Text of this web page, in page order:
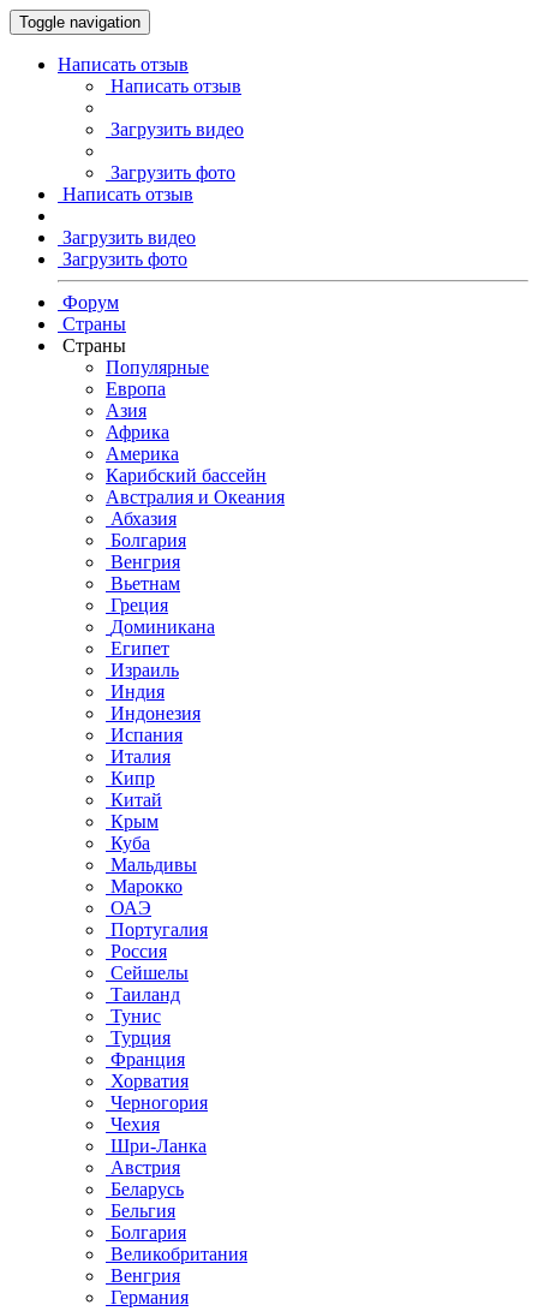
Toggle navigation
Написать отзыв
Написать отзыв
Загрузить видео
Загрузить фото
Написать отзыв
Загрузить видео
Загрузить фото
Форум
Страны
Страны
Популярные
Европа
Азия
Африка
Америка
Карибский бассейн
Австралия и Океания
Абхазия
Болгария
Венгрия
Вьетнам
Греция
Доминикана
Египет
Израиль
Индия
Индонезия
Испания
Италия
Кипр
Китай
Крым
Куба
Мальдивы
Марокко
ОАЭ
Португалия
Россия
Сейшелы
Таиланд
Тунис
Турция
Франция
Хорватия
Черногория
Чехия
Шри-Ланка
Австрия
Беларусь
Бельгия
Болгария
Великобритания
Венгрия
Германия